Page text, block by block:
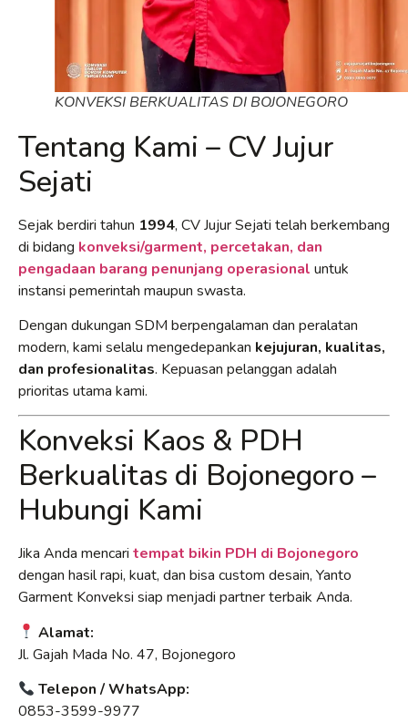
KONVEKSI BERKUALITAS DI BOJONEGORO
Tentang Kami – CV Jujur
Sejati
Sejak berdiri tahun 1994, CV Jujur Sejati telah berkembang
di bidang konveksi/garment, percetakan, dan
pengadaan barang penunjang operasional untuk
instansi pemerintah maupun swasta.
Dengan dukungan SDM berpengalaman dan peralatan
modern, kami selalu mengedepankan kejujuran, kualitas,
dan profesionalitas. Kepuasan pelanggan adalah
prioritas utama kami.
Konveksi Kaos & PDH
Berkualitas di Bojonegoro –
Hubungi Kami
Jika Anda mencari tempat bikin PDH di Bojonegoro
dengan hasil rapi, kuat, dan bisa custom desain, Yanto
Garment Konveksi siap menjadi partner terbaik Anda.
Alamat:
Jl. Gajah Mada No. 47, Bojonegoro
Telepon / WhatsApp:
0853-3599-9977